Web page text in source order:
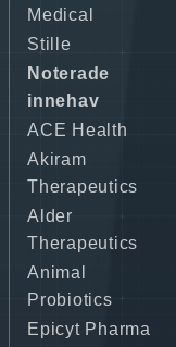
Medical
Stille
Noterade
innehav
ACE Health
Akiram
Therapeutics
Alder
Therapeutics
Animal
Probiotics
Epicyt Pharma